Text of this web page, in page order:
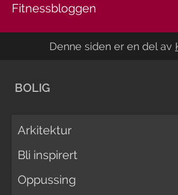
Fitnessbloggen
Denne siden er en del av
BOLIG
Arkitektur
Bli inspirert
Oppussing